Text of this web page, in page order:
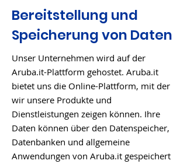
Bereitstellung und
Speicherung von Daten
Unser Unternehmen wird auf der
Aruba.it-Plattform gehostet. Aruba.it
bietet uns die Online-Plattform, mit der
wir unsere Produkte und
Dienstleistungen zeigen können. Ihre
Daten können über den Datenspeicher,
Datenbanken und allgemeine
Anwendungen von Aruba.it gespeichert